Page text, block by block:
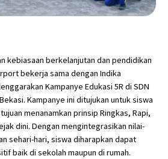
kebiasaan berkelanjutan dan pendidikan
bekerja sama dengan Indika
Kampanye Edukasi 5R di SDN
Kampanye ini ditujukan untuk siswa
menanamkan prinsip Ringkas, Rapi,
dini. Dengan mengintegrasikan nilai-
sehari-hari, siswa diharapkan dapat
baik di sekolah maupun di rumah.